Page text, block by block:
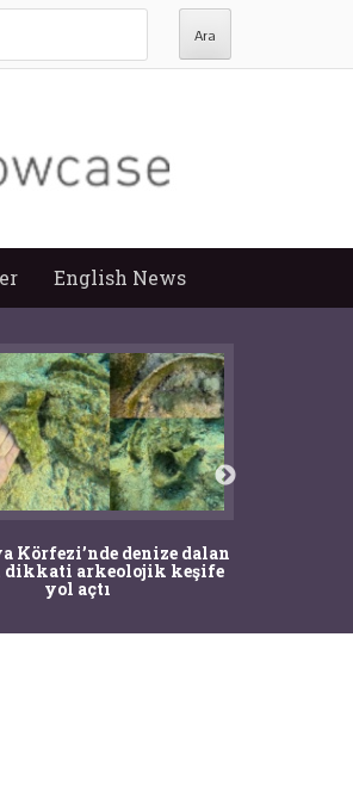
English News
Körfezi’nde denize dalan
dikkati arkeolojik keşife
yol açtı